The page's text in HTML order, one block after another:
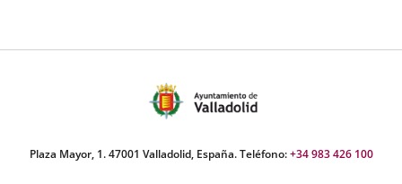
Plaza Mayor, 1. 47001 Valladolid, España. Teléfono:+34 983 426 100